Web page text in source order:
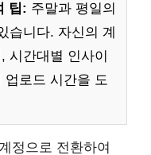
팁: 주말과 평일의
습니다. 자신의 계
시간대별 인사이
업로드 시간을 도
정으로 전환하여